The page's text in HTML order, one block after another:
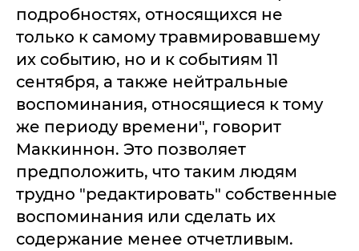
подробностях, относящихся не
только к самому травмировавшему
их событию, но и к событиям 11
сентября, а также нейтральные
воспоминания, относящиеся к тому
же периоду времени", говорит
Маккиннон. Это позволяет
предположить, что таким людям
трудно "редактировать" собственные
воспоминания или сделать их
содержание менее отчетливым.